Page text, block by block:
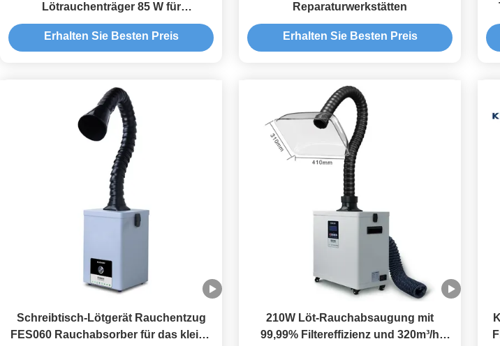
Lötrauchenträger 85 W für
Gravierungen
Erhalten Sie Besten Preis
Reparaturwerkstätten
Erhalten Sie Besten Preis
Schreibtisch-Lötgerät Rauchentzug
FES060 Rauchabsorber für das kleine
210W Löt-Rauchabsaugung mit
99,99% Filtereffizienz und 320m³/h